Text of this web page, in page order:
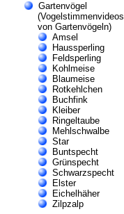
Gartenvögel
(Vogelstimmenvideos
von Gartenvögeln)
Amsel
Haussperling
Feldsperling
Kohlmeise
Blaumeise
Rotkehlchen
Buchfink
Kleiber
Ringeltaube
Mehlschwalbe
Star
Buntspecht
Grünspecht
Schwarzspecht
Elster
Eichelhäher
Zilpzalp